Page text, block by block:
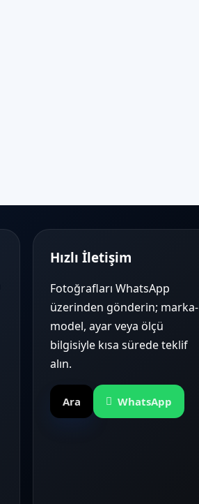
Hızlı İletişim
Fotoğrafları WhatsApp
üzerinden gönderin; marka-
model, ayar veya ölçü
bilgisiyle kısa sürede teklif
alın.
Ara WhatsApp